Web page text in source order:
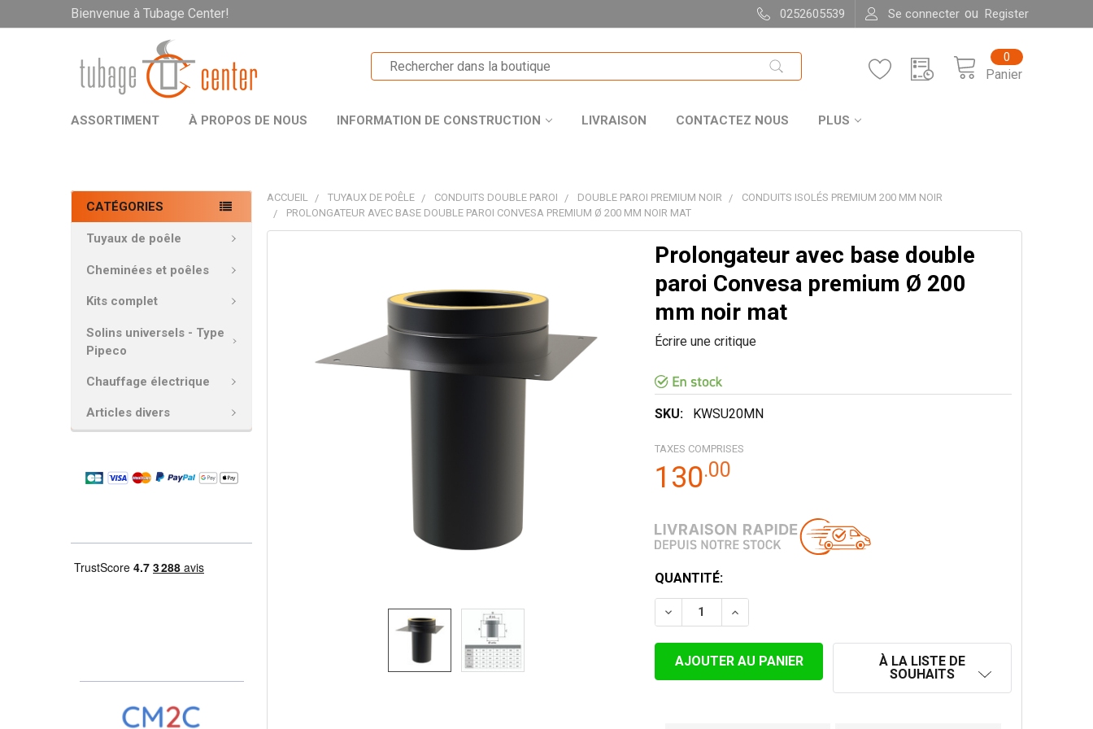
Bienvenue à Tubage Center! 0252605539 Se connecter ou Register
Panier
0
ASSORTIMENT À PROPOS DE NOUS INFORMATION DE CONSTRUCTION LIVRAISON CONTACTEZ NOUS PLUS
CATÉGORIES
Tuyaux de poêle
Cheminées et poêles
Kits complet
Solins universels - Type
Pipeco
Chauffage électrique
Articles divers
ACCUEIL TUYAUX DE POÊLE CONDUITS DOUBLE PAROI DOUBLE PAROI PREMIUM NOIR
CONDUITS ISOLÉS PREMIUM 200 MM NOIR
PROLONGATEUR AVEC BASE DOUBLE PAROI CONVESA PREMIUM Ø 200 MM NOIR MAT
Prolongateur avec base double
paroi Convesa premium Ø 200
mm noir mat
Écrire une critique
SKU: KWSU20MN
TAXES COMPRISES
130.00
STOCK
ACTUEL:
QUANTITÉ:
DIMINUER LA QUANTITÉ DE PROLONGATEUR AVEC BASE DOUBLE
AUGMENTER LA QUANTITÉ DE PROLONGATEUR AVEC
À LA LISTE DE
SOUHAITS
SÉLECTIONNER